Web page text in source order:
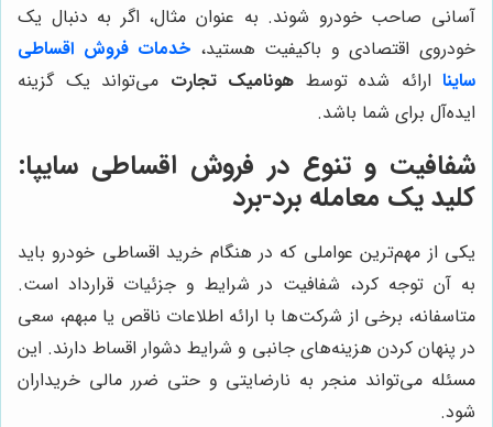
آسانی صاحب خودرو شوند. به عنوان مثال، اگر به دنبال یک
خودروی اقتصادی و باکیفیت هستید، خدمات فروش اقساطی
ساینا ارائه شده توسط هونامیک تجارت می‌تواند یک گزینه
ایده‌آل برای شما باشد.
شفافیت و تنوع در فروش اقساطی سایپا:
کلید یک معامله برد-برد
یکی از مهم‌ترین عواملی که در هنگام خرید اقساطی خودرو باید
به آن توجه کرد، شفافیت در شرایط و جزئیات قرارداد است.
متاسفانه، برخی از شرکت‌ها با ارائه اطلاعات ناقص یا مبهم، سعی
در پنهان کردن هزینه‌های جانبی و شرایط دشوار اقساط دارند. این
مسئله می‌تواند منجر به نارضایتی و حتی ضرر مالی خریداران
شود.